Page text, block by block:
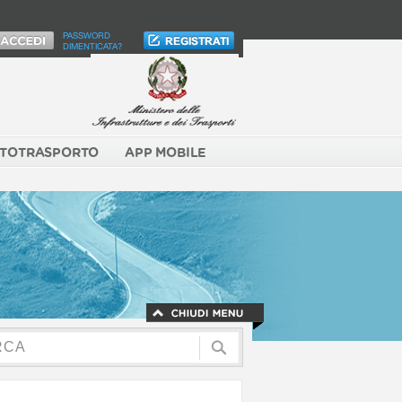
PASSWORD
DIMENTICATA?
APP MOBILE